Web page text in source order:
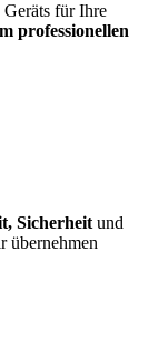
Geräts für Ihre
professionellen
Sicherheit und
übernehmen